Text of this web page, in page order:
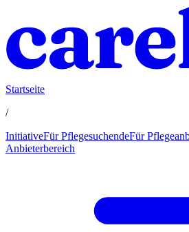
Startseite
/
InitiativeFür PflegesuchendeFür
Anbieterbereich